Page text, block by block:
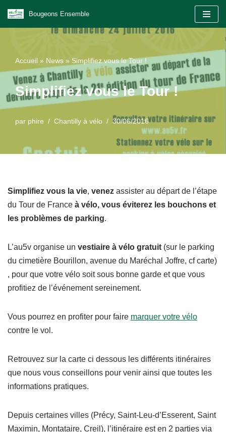
Aller
Bougeons Ensemble
Accueil » News » Simplifiez vous le Tour !
Simplifiez vous le Tour !
par phire Chantilly à vélo 30/06/2016
Simplifiez vous la vie, venez assister au départ de l’étape
du Tour de France à vélo, vous éviterez les bouchons et
les problèmes de parking.
L’au5v organise un vestiaire à vélo gratuit (sur le parking
du cimetière Bourillon, avenue du Maréchal Joffre, cf carte)
, pour que votre vélo soit sous bonne garde et que vous
profitiez de l’événement sereinement.
Vous pourrez en profiter pour faire marquer votre vélo
contre le vol.
Retrouvez sur la carte ci dessous les différents itinéraires
que nous vous conseillons pour venir ainsi que toutes les
informations pratiques.
Depuis certaines villes (Précy, Saint-Leu-d’Esserent, Saint
Maximin, Montataire, Creil), l’itinéraire est en 2 parties via